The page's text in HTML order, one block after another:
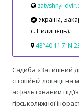
zatyshnyi-
Україна,
с. Пилипець).
48°40'11.7"N
Садиба «Затишний
спокійній локації на
асфальтованим
гірськолижної